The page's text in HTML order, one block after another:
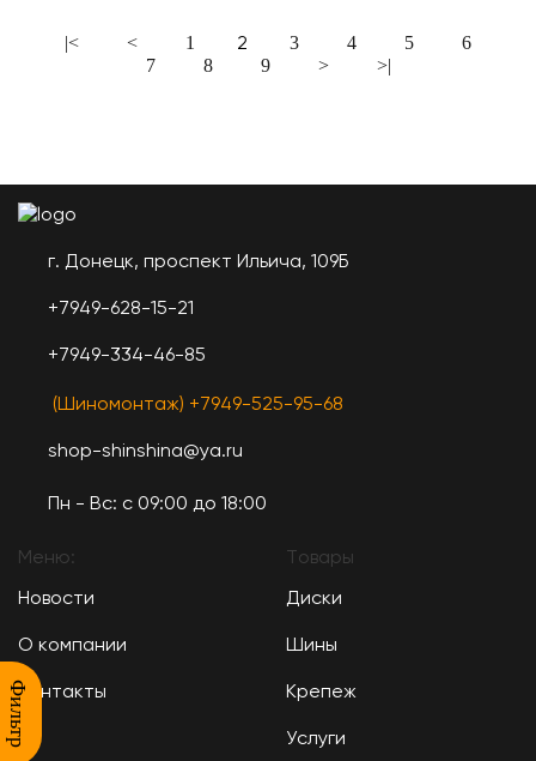
|< < 1 2 3 4 5
6
7
8 9 > >|
г. Донецк, проспект Ильича, 109Б
+7949-628-15-21
+7949-334-46-85
(Шиномонтаж) +7949-525-95-68
shop-shinshina@ya.ru
Пн - Вс: c 09:00 до 18:00
Меню:
Новости
О компании
Контакты
Товары
Диски
Шины
Крепеж
Услуги
Фильтр